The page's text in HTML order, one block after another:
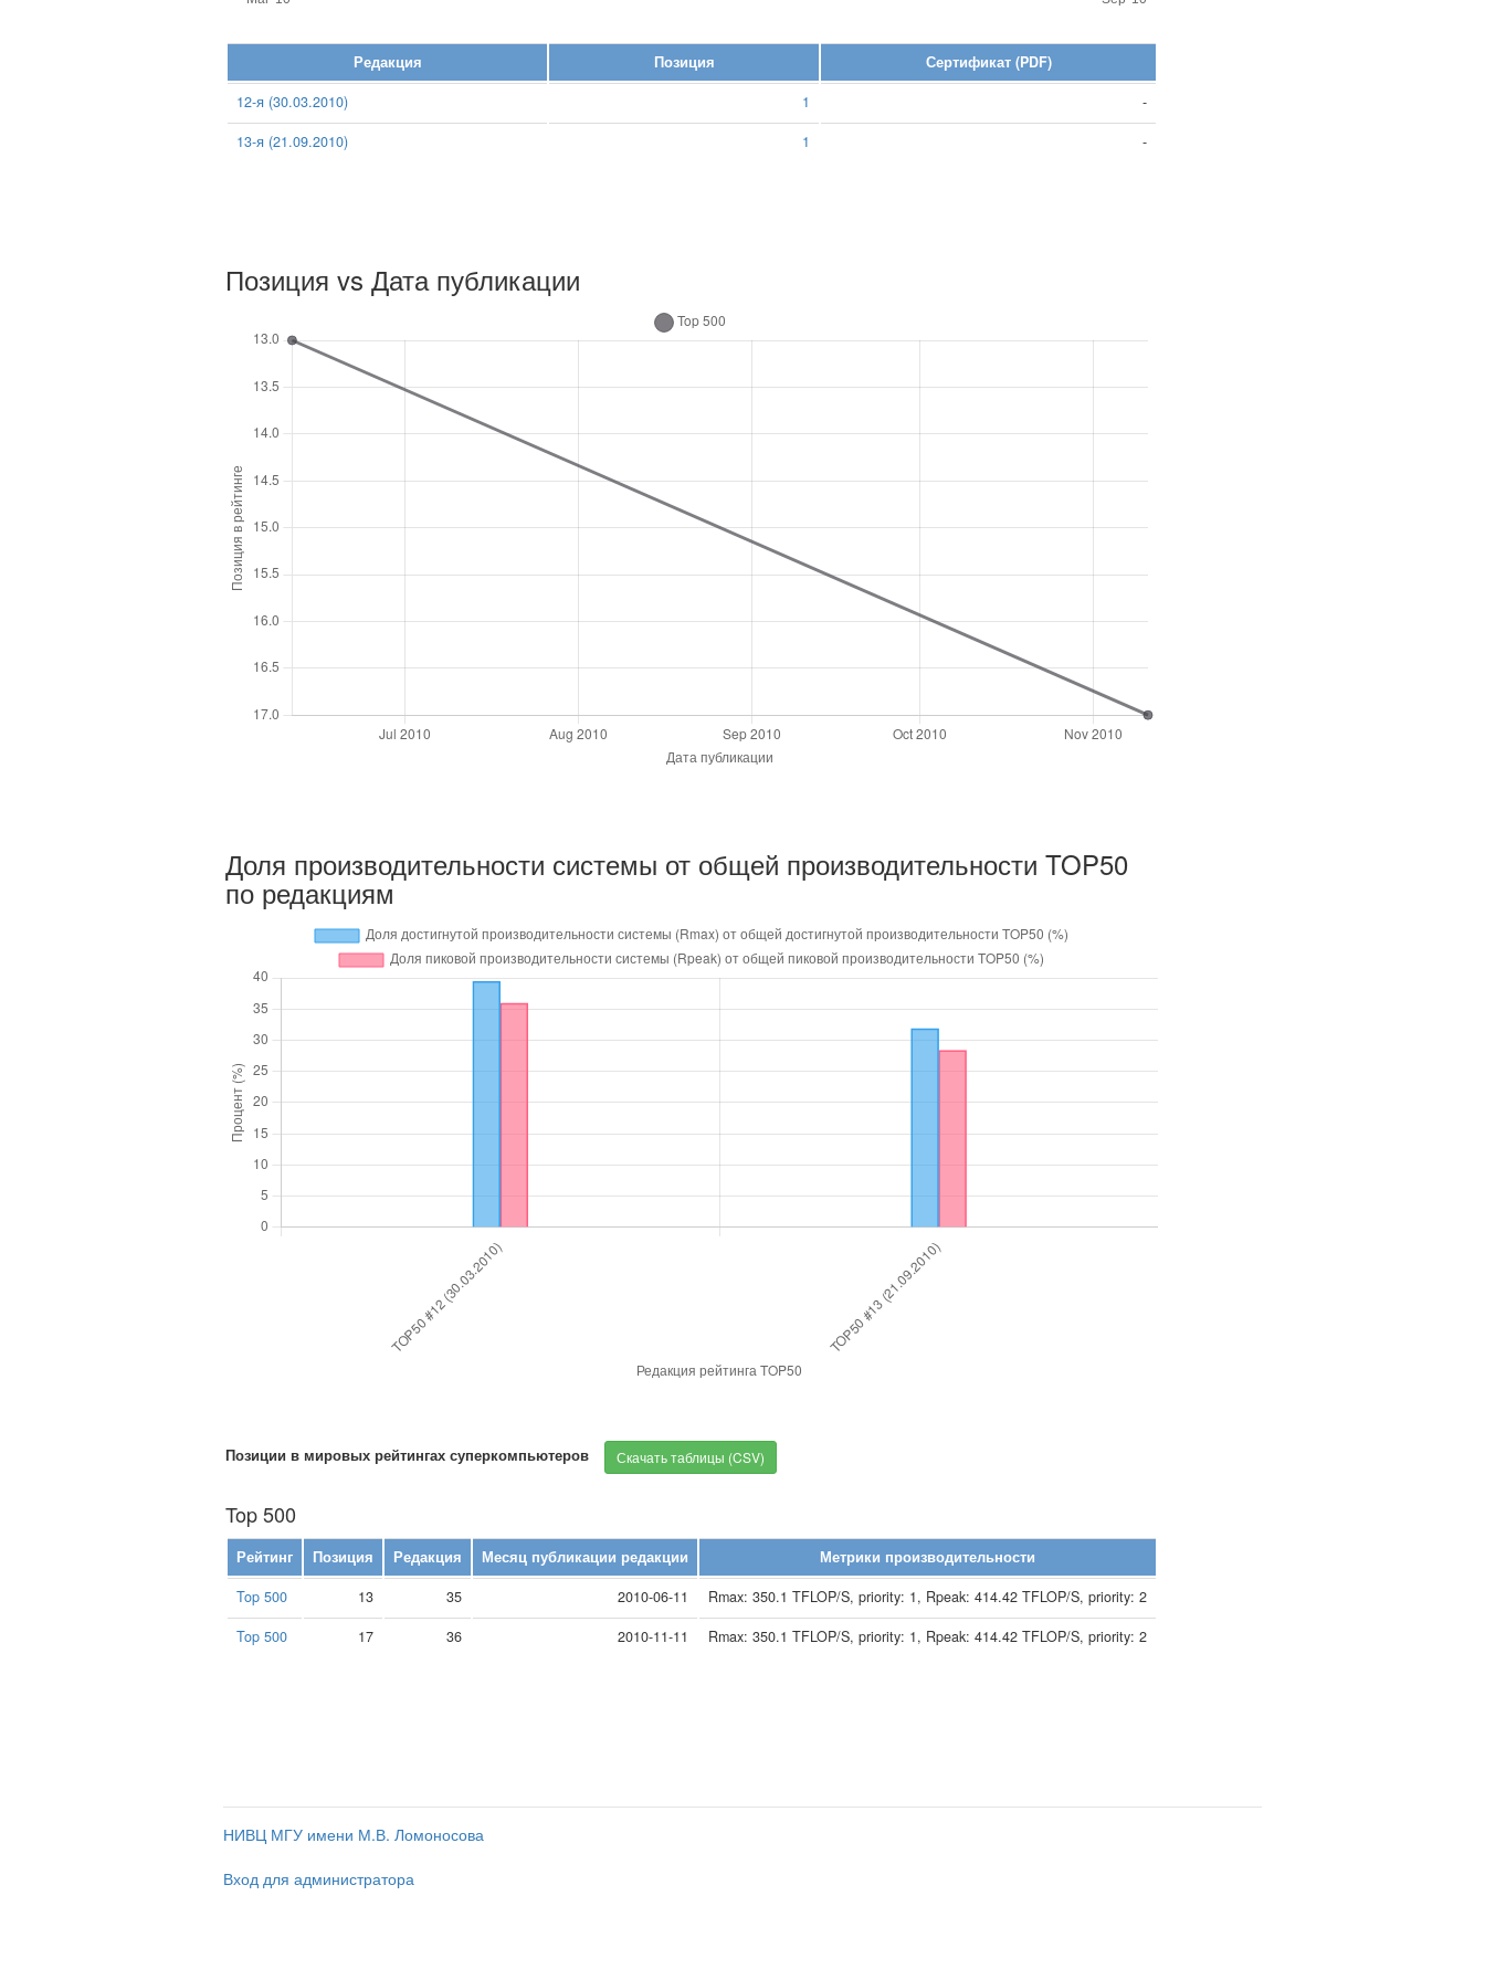
Редакция Позиция
Сертификат (PDF)
12-я (30.03.2010)
1
-
13-я (21.09.2010)
1 -
Позиция vs Дата публикации
Доля производительности системы от общей производительности TOP50
по редакциям
Позиции в мировых рейтингах суперкомпьютеров Скачать таблицы (CSV)
Top 500
Рейтинг Позиция Редакция Месяц публикации редакции
Метрики производительности
Top 500
13 35 2010-06-11
Rmax: 350.1 TFLOP/S, priority: 1, Rpeak: 414.42 TFLOP/S, priority: 2
Top 500
17 36 2010-11-11 Rmax: 350.1 TFLOP/S, priority: 1, Rpeak: 414.42 TFLOP/S, priority: 2
НИВЦ МГУ имени М.В. Ломоносова
Вход для администратора